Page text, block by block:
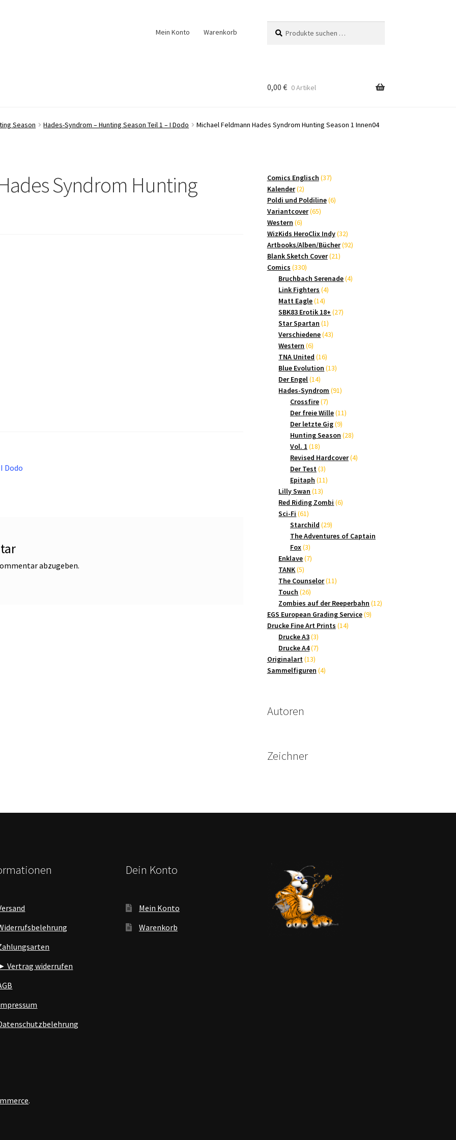
Mein Konto Warenkorb
nach:
0,00 € 0 Artikel
Season Hades-Syndrom – Hunting Season Teil 1 – I Dodo Michael Feldmann Hades Syndrom Hunting Season 1 Innen04
Syndrom Hunting
Dodo
abzugeben.
Comics Englisch 3737
Kalender 22
Produkte
Poldi und Poldiline 66
Variantcover 6565
Western 66
Produkte
WizKids HeroClix Indy 3232
Produkte
Artbooks/Alben/Bücher 9292
Blank Sketch Cover 2121
Comics 330330
Produkte
Bruchbach Serenade 44
Link Fighters 44
Matt Eagle 1414
Produkte
SBK83 Erotik 18+ 2727
Star Spartan 11
Produkt
Verschiedene 4343
Western 66
Produkte
TNA United 1616
Produkte
Blue Evolution 1313
Der Engel 1414
Produkte
Hades-Syndrom 9191
Crossfire 77
Produkte
Der freie Wille 1111
Der letzte Gig 99
Produkte
Hunting Season 2828
Vol. 1 1818
Produkte
Revised Hardcover 44
Der Test 33
Produkte
Epitaph 1111
Lilly Swan 1313
Produkte
Red Riding Zombi 66
Sci-Fi 6161
Produkte
Starchild 2929
Produkte
The Adventures of Captain
Fox 33
Produkte
Enklave 77
TANK 55
Produkte
The Counselor 1111
Touch 2626
Produkte
Zombies auf der Reeperbahn 1212
EGS European Grading Service 99
Drucke Fine Art Prints 1414
Drucke A3 33
Produkte
Drucke A4 77
Originalart 1313
Produkte
Sammelfiguren 44
Autoren
Zeichner
Vertrag widerrufen
Dein Konto
Mein Konto
Warenkorb
.